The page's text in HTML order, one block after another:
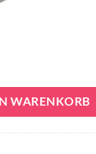
WARENKORB